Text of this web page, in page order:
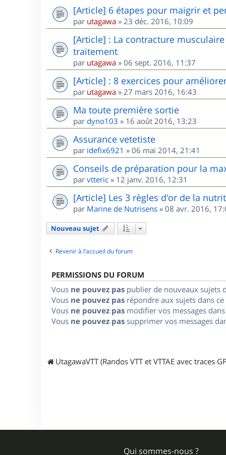
[Article] 6 étapes pour maigrir et
par utagawa » 23 déc. 2016, 10:09
[Article] : La contracture
traitement
par utagawa » 06 sept. 2016, 11:37
[Article] : 8 exercices pour
par utagawa » 27 mars 2016, 16:43
Ma toute première sortie
par dyno103 » 16 août 2016, 13:23
Assurance vetetiste
par idefix6921 » 06 mai 2014, 21:41
Conseils de préparation pour la
par vtteric » 12 janv. 2016, 12:31
[Article] Les 3 règles d'or de la
par Marine de Nutrisens » 08 avr. 2016,
Nouveau sujet
Revenir à l’accueil du forum
PERMISSIONS DU FORUM
Vous ne pouvez pas publier de nouveaux sujets
Vous ne pouvez pas répondre aux sujets dans
Vous ne pouvez pas modifier vos messages
Vous ne pouvez pas supprimer vos messages
UtagawaVTT (Randos VTT et VTTAE avec traces
Qui sommes-nous ?